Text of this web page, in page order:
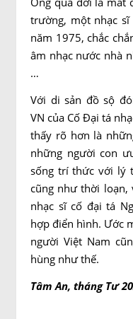
trường, một nhạc
năm 1975, chắc
âm nhạc nước nhà
…
Với di sản đồ sộ
VN của Cố Đại tá
thấy rõ hơn là
những người con
sống trí thức với lý
cũng như thời loạn,
nhạc sĩ cố đại tá
hợp điển hình. Ước
người Việt Nam
hùng như thế.
Tâm An, tháng Tư